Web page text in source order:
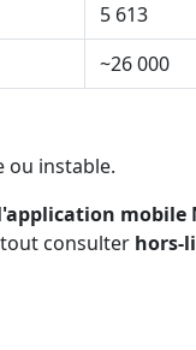
5 613
~26 000
ou instable.
mobile
consulter hors-